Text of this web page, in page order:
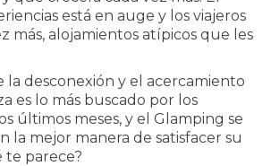
está en auge y los viajeros
más, alojamientos atípicos que les
la desconexión y el acercamiento
es lo más buscado por los
últimos meses, y el Glamping se
la mejor manera de satisfacer su
te parece?